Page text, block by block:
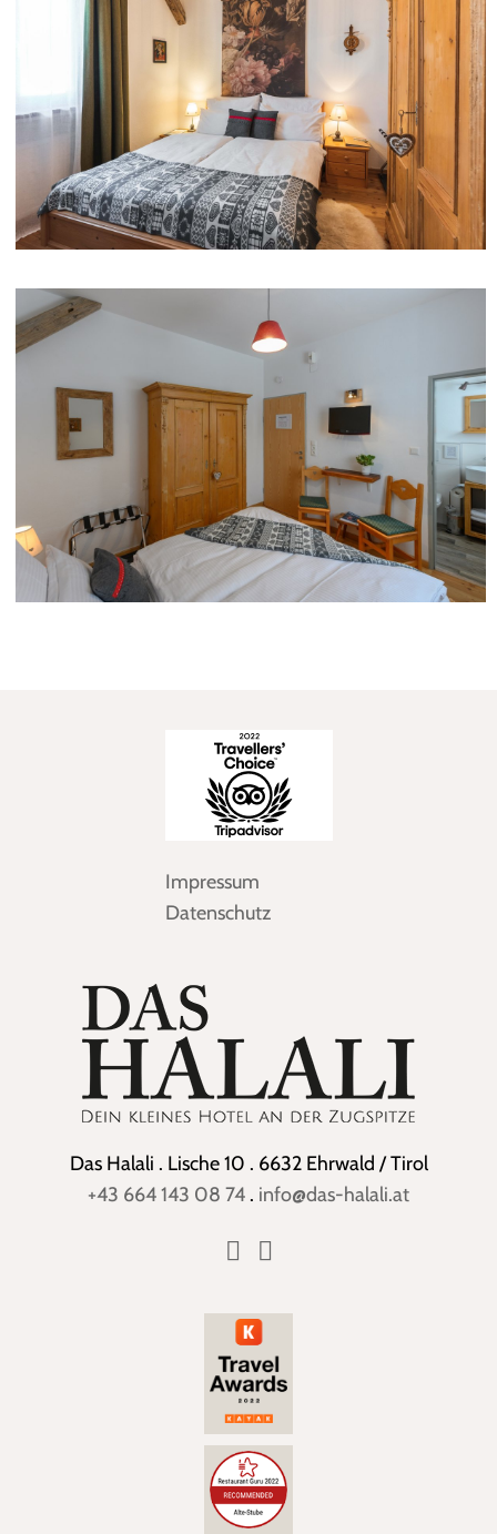
Impressum
Datenschutz
Das Halali . Lische 10 . 6632 Ehrwald / Tirol
+43 664 143 08 74 . info@das-halali.at